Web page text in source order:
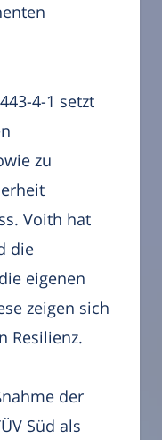
4-1 setzt
zu
Voith hat
die
eigenen
zeigen sich
Resilienz.
der
Süd als